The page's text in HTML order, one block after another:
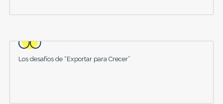
Los desafíos de “Exportar para Crecer”